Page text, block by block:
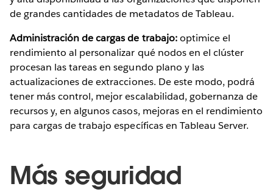
de grandes cantidades de metadatos de Tableau.
Administración de cargas de trabajo:​optimice el
rendimiento al personalizar qué nodos en el clúster
procesan las tareas en segundo plano y las
actualizaciones de extracciones. De este modo, podrá
tener más control, mejor escalabilidad, gobernanza de
recursos y, en algunos casos, mejoras en el rendimiento
para cargas de trabajo específicas en Tableau Server.
Más seguridad